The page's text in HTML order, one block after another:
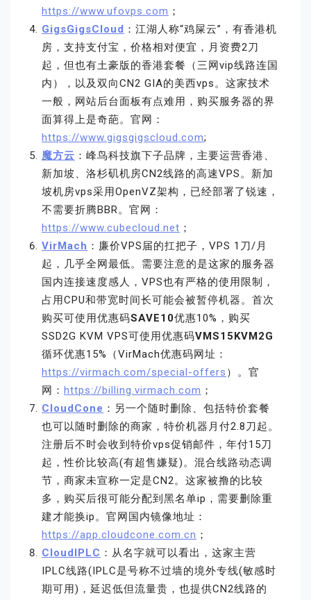
https://www.ufovps.com ；
GigsGigsCloud ：江湖人称“鸡屎云”，有香港机
房，支持支付宝，价格相对便宜，月资费2刀
起，但也有土豪版的香港套餐（三网vip线路连国
内），以及双向CN2 GIA的美西vps。这家技术
一般，网站后台面板有点难用，购买服务器的界
面算得上是奇葩。官网：
https://www.gigsgigscloud.com;
魔方云 ：峰鸟科技旗下子品牌，主要运营香港、
新加坡、洛杉矶机房CN2线路的高速VPS。新加
坡机房vps采用OpenVZ架构，已经部署了锐速，
不需要折腾BBR。官网：
https://www.cubecloud.net ；
VirMach ：廉价VPS届的扛把子，VPS 1刀/月
起，几乎全网最低。需要注意的是这家的服务器
国内连接速度感人，VPS也有严格的使用限制，
占用CPU和带宽时间长可能会被暂停机器。首次
购买可使用优惠码SAVE10优惠10%，购买
SSD2G KVM VPS可使用优惠码VMS15KVM2G
循环优惠15%（VirMach优惠码网址：
https://virmach.com/special-offers ）。官
网： https://billing.virmach.com ；
CloudCone ：另一个随时删除、包括特价套餐
也可以随时删除的商家，特价机器月付2.8刀起。
注册后不时会收到特价vps促销邮件，年付15刀
起，性价比较高(有超售嫌疑)。混合线路动态调
节，商家未宣称一定是CN2。这家被撸的比较
多，购买后很可能分配到黑名单ip，需要删除重
建才能换ip。官网国内镜像地址：
https://app.cloudcone.com.cn ；
CloudIPLC ：从名字就可以看出，这家主营
IPLC线路(IPLC是号称不过墙的境外专线(敏感时
期可用)，延迟低但流量贵，也提供CN2线路的